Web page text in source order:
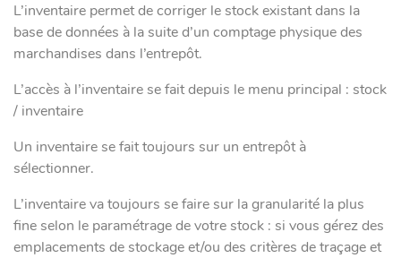
L’inventaire permet de corriger le stock existant dans la
base de données à la suite d’un comptage physique des
marchandises dans l’entrepôt.
L’accès à l’inventaire se fait depuis le menu principal : stock
/ inventaire
Un inventaire se fait toujours sur un entrepôt à
sélectionner.
L’inventaire va toujours se faire sur la granularité la plus
fine selon le paramétrage de votre stock : si vous gérez des
emplacements de stockage et/ou des critères de traçage et